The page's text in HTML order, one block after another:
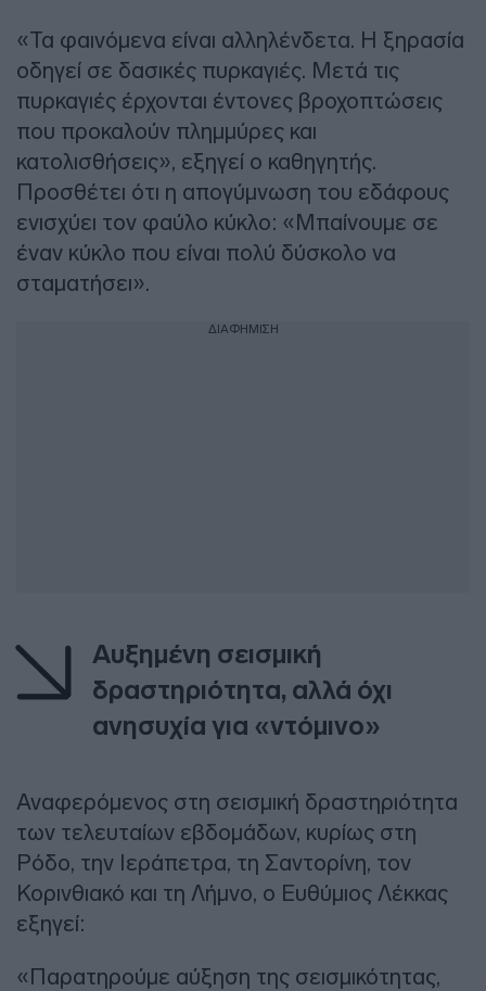
«Τα φαινόμενα είναι αλληλένδετα. Η ξηρασία
οδηγεί σε δασικές πυρκαγιές. Μετά τις
πυρκαγιές έρχονται έντονες βροχοπτώσεις
που προκαλούν πλημμύρες και
κατολισθήσεις», εξηγεί ο καθηγητής.
Προσθέτει ότι η απογύμνωση του εδάφους
ενισχύει τον φαύλο κύκλο: «Μπαίνουμε σε
έναν κύκλο που είναι πολύ δύσκολο να
σταματήσει».
ΔΙΑΦΗΜΙΣΗ
Αυξημένη σεισμική
δραστηριότητα, αλλά όχι
ανησυχία για «ντόμινο»
Αναφερόμενος στη σεισμική δραστηριότητα
των τελευταίων εβδομάδων, κυρίως στη
Ρόδο, την Ιεράπετρα, τη Σαντορίνη, τον
Κορινθιακό και τη Λήμνο, ο Ευθύμιος Λέκκας
εξηγεί:
«Παρατηρούμε αύξηση της σεισμικότητας,